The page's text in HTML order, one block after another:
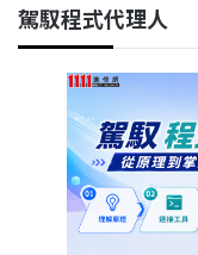
駕馭程式代理人